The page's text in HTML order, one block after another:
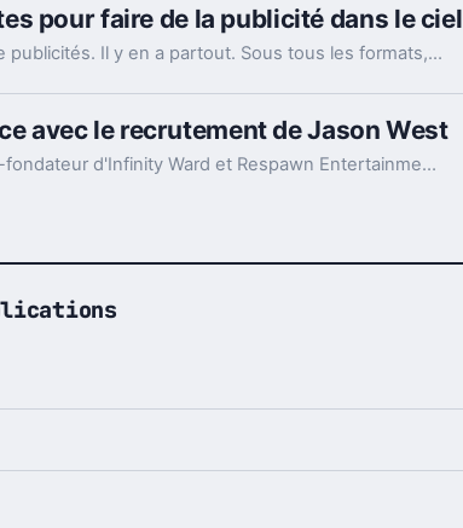
pour faire de la publicité dans le ciel
Nos villes sont bombardées de publicités. Il y en a partout. Sous tous les formats, toutes les tailles, pour tout et n'importe quoi. Le ciel reste encore épargné. Mais pour combien de temps ?
avec le recrutement de Jason West
A la retraite depuis 2013, le co-fondateur d'Infinity Ward et Respawn Entertainment a fait son retour dans l'industrie vidéoludique ces dernières semaines en s'engageant avec le studio américain Epic Games.